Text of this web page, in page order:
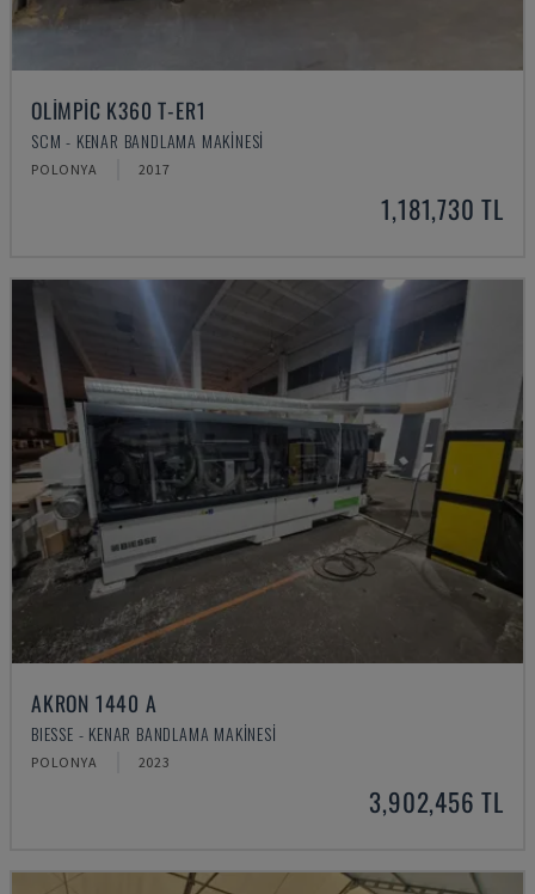
OLIMPIC K360 T-ER1
SCM - KENAR BANDLAMA MAKINESI
POLONYA 2017
1,181,730 TL
AKRON 1440 A
BIESSE - KENAR BANDLAMA MAKINESI
POLONYA 2023
3,902,456 TL